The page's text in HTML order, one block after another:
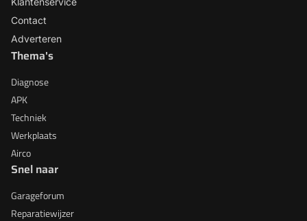
Contact
Adverteren
Thema's
Diagnose
APK
Techniek
Werkplaats
Airco
Snel naar
Garageforum
Reparatiewijzer